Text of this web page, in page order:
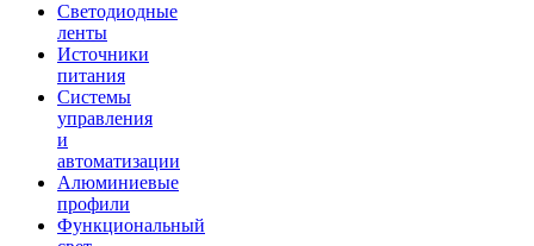
Светодиодные
ленты
Источники
питания
Системы
управления
и
автоматизации
Алюминиевые
профили
Функциональный